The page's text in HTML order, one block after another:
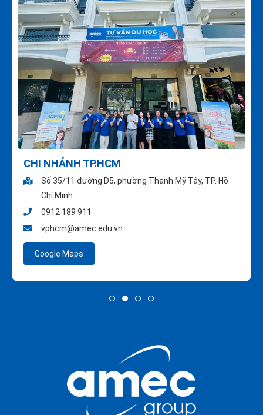
CHI NHÁNH TP.HCM
Số 35/11 đường D5, phường Thạnh Mỹ Tây, TP. Hồ
Chí Minh
0912 189 911
vphcm@amec.edu.vn
Google Maps